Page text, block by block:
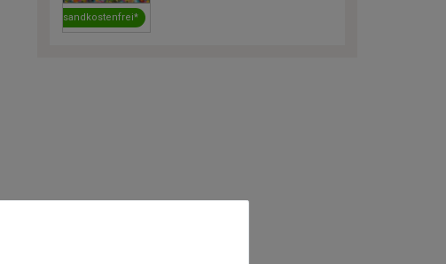
Versandkostenfrei*